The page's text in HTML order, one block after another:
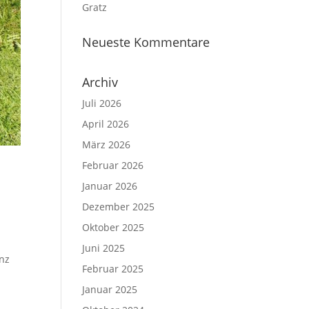
Gratz
Neueste Kommentare
Archiv
Juli 2026
April 2026
März 2026
Februar 2026
Januar 2026
Dezember 2025
Oktober 2025
Juni 2025
Februar 2025
Januar 2025